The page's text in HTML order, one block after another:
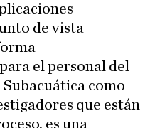
de vista
el personal del
como
que están
es una